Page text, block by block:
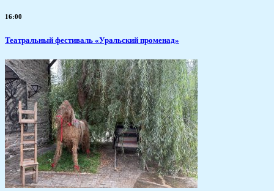
16:00
Театральный фестиваль «Уральский променад»